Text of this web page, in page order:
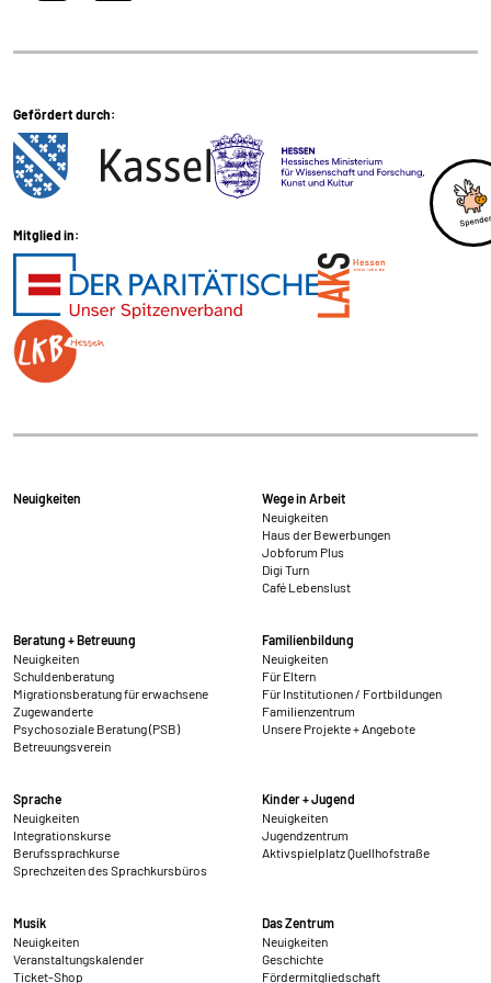
Gefördert durch:
Mitglied in:
Neuigkeiten
Wege in Arbeit
Neuigkeiten
Haus der Bewerbungen
Jobforum Plus
Digi Turn
Café Lebenslust
Beratung + Betreuung
Neuigkeiten
Schuldenberatung
Migrationsberatung für erwachsene
Zugewanderte
Psychosoziale Beratung (PSB)
Betreuungsverein
Familienbildung
Neuigkeiten
Für Eltern
Für Institutionen / Fortbildungen
Familienzentrum
Unsere Projekte + Angebote
Sprache
Neuigkeiten
Integrationskurse
Berufssprachkurse
Sprechzeiten des Sprachkursbüros
Kinder + Jugend
Neuigkeiten
Jugendzentrum
Aktivspielplatz Quellhofstraße
Musik
Neuigkeiten
Veranstaltungskalender
Ticket-Shop
Das Zentrum
Neuigkeiten
Geschichte
Fördermitgliedschaft
1 Jahr
SPENDENFORMULAR
Warum bitten wir darum für das Spendenformular
Daten übertragen zu dürfen?
übertragen. Wir verwenden auf der Spendenseite
reCAPTCHA. reCAPTCHA versucht zu unterscheiden, ob
eine bestimmte Handlung im Internet von einem
Menschen oder von einem Computerprogramm bzw. Bot
vorgenommen wird. Wir verwenden reCAPTCHA
ausschließlich im Spendenformular um MIssbrauch
vorzubeugen. Da das Formular von HelpDirect zur
HelpDirect (HelpDirect e.V. Ahrweg 107 D-53347
Alfter) und Google Ireland Limited Gordon House,
Barrow Street Dublin 4 Irland
Zweck:
Erkennung von Spam und Schutz vor Missbrauch
im Spendenformular, Abwicklung der Spende mit
HelpDirect.
Cookie Laufzeit:
NEWSLETTERANMELDUNG
Warum bitten wir darum für die
Es werden Daten an Sendinblue übertragen. Da das
Formular von Sendinblue zur Verfügung gestellt wird,
werden die Daten des Formulars an Sendinblue